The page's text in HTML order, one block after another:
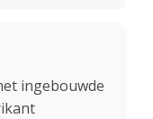
ingebouwde